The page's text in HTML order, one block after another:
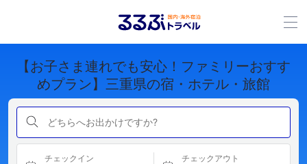
【お子さま連れでも安心！ファミリーおすす
めプラン】三重県の宿・ホテル・旅館
どちらへお出かけですか?
チェックイン チェックアウト